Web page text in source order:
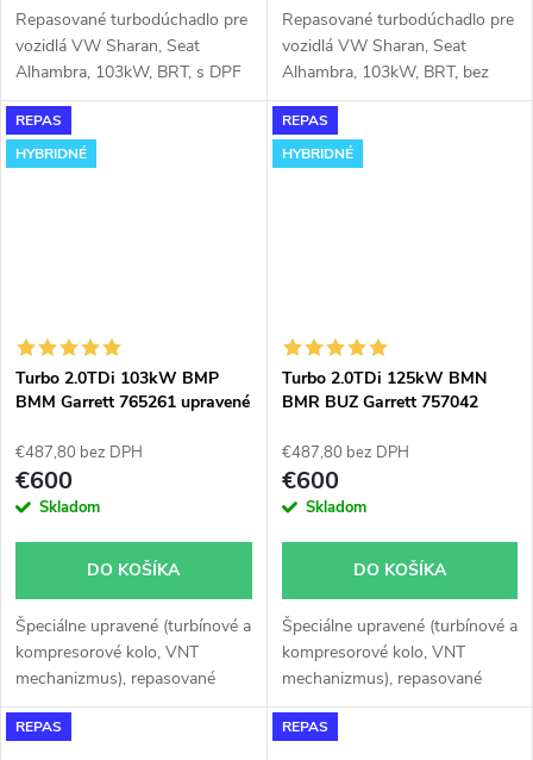
Repasované turbodúchadlo pre
vozidlá VW Sharan, Seat
Alhambra, 103kW, BRT, s DPF
Repasované turbodúchadlo pre
vozidlá VW Sharan, Seat
Alhambra, 103kW, BRT, bez
DPF
REPAS
HYBRIDNÉ
Turbo 2.0TDi 103kW BMP
BMM Garrett 765261 upravené
180KW
€487,80 bez DPH
€600
Skladom
DO KOŠÍKA
Špeciálne upravené (turbínové a
kompresorové kolo, VNT
mechanizmus), repasované
turbodúchadlo Garrett 765261
GT1752V do 180KW v
REPAS
HYBRIDNÉ
Turbo 2.0TDi 125kW BMN
BMR BUZ Garrett 757042
hybridné do 180KW
€487,80 bez DPH
€600
Skladom
DO KOŠÍKA
Špeciálne upravené (turbínové a
kompresorové kolo, VNT
mechanizmus), repasované
turbodúchadlo Garrett 757042
GT1752V do 180KW v
REPAS REPAS